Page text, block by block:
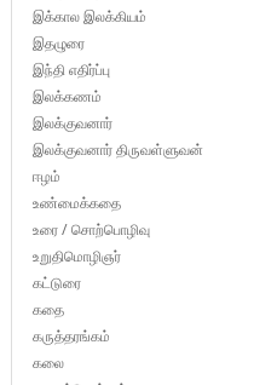
இக்கால இலக்கியம்
இதழுரை
இந்தி எதிர்ப்பு
இலக்கணம்
இலக்குவனார்
இலக்குவனார் திருவள்ளுவன்
ஈழம்
உண்மைக்கதை
உரை / சொற்பொழிவு
உறுதிமொழிஞர்
கட்டுரை
கதை
கருத்தரங்கம்
கலை